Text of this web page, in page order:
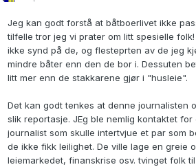
Jeg kan godt forstå at båtboerlivet ikke
tilfelle tror jeg vi prater om litt spesielle
ikke synd på de, og flesteprten av de jeg
mindre båter enn den de bor i. Dessuten
litt mer enn de stakkarene gjør i "husleie".
Det kan godt tenkes at denne journalisten
slik reportasje. JEg ble nemlig kontaktet
journalist som skulle intertvjue et par som
de ikke fikk leilighet. De ville lage en greie
leiemarkedet, finanskrise osv. tvinget folk